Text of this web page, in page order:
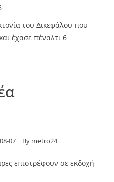
του Δικεφάλου που
έχασε πέναλτι 6
07 By metro24
επιστρέφουν σε εκδοχή